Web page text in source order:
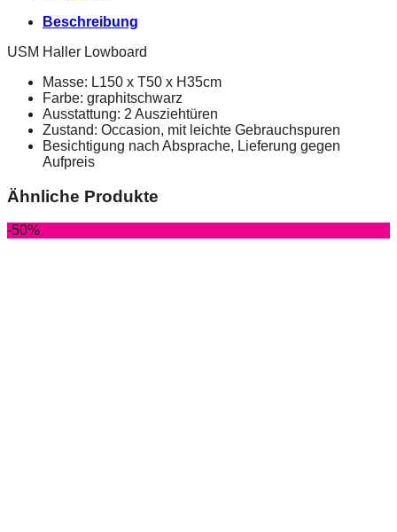
Beschreibung
USM Haller Lowboard
Masse: L150 x T50 x H35cm
Farbe: graphitschwarz
Ausstattung: 2 Ausziehtüren
Zustand: Occasion, mit leichte Gebrauchspuren
Besichtigung nach Absprache, Lieferung gegen
Aufpreis
Ähnliche Produkte
-50%